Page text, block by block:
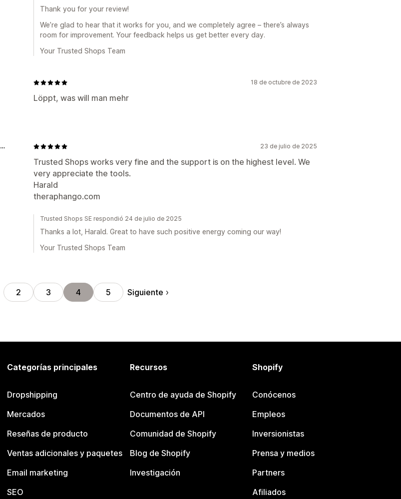
Thank you for your review!
We’re glad to hear that it works for you, and we completely agree – there’s always
room for improvement. Your feedback helps us get better every day.
Your Trusted Shops Team
18 de octubre de 2023
Löppt, was will man mehr
23 de julio de 2025
Trusted Shops works very fine and the support is on the highest level. We
very appreciate the tools.
Harald
theraphango.com
theraphango | Aus dem steirischen Vulkanland
Trusted Shops SE respondió 24 de julio de 2025
Thanks a lot, Harald. Great to have such positive energy coming our way!
Your Trusted Shops Team
2 3 4 5 Siguiente
Categorías principales
Dropshipping
Mercados
Reseñas de producto
Ventas adicionales y paquetes
Email marketing
SEO
Recursos
Centro de ayuda de Shopify
Documentos de API
Comunidad de Shopify
Blog de Shopify
Investigación
Shopify
Conócenos
Empleos
Inversionistas
Prensa y medios
Partners
Afiliados